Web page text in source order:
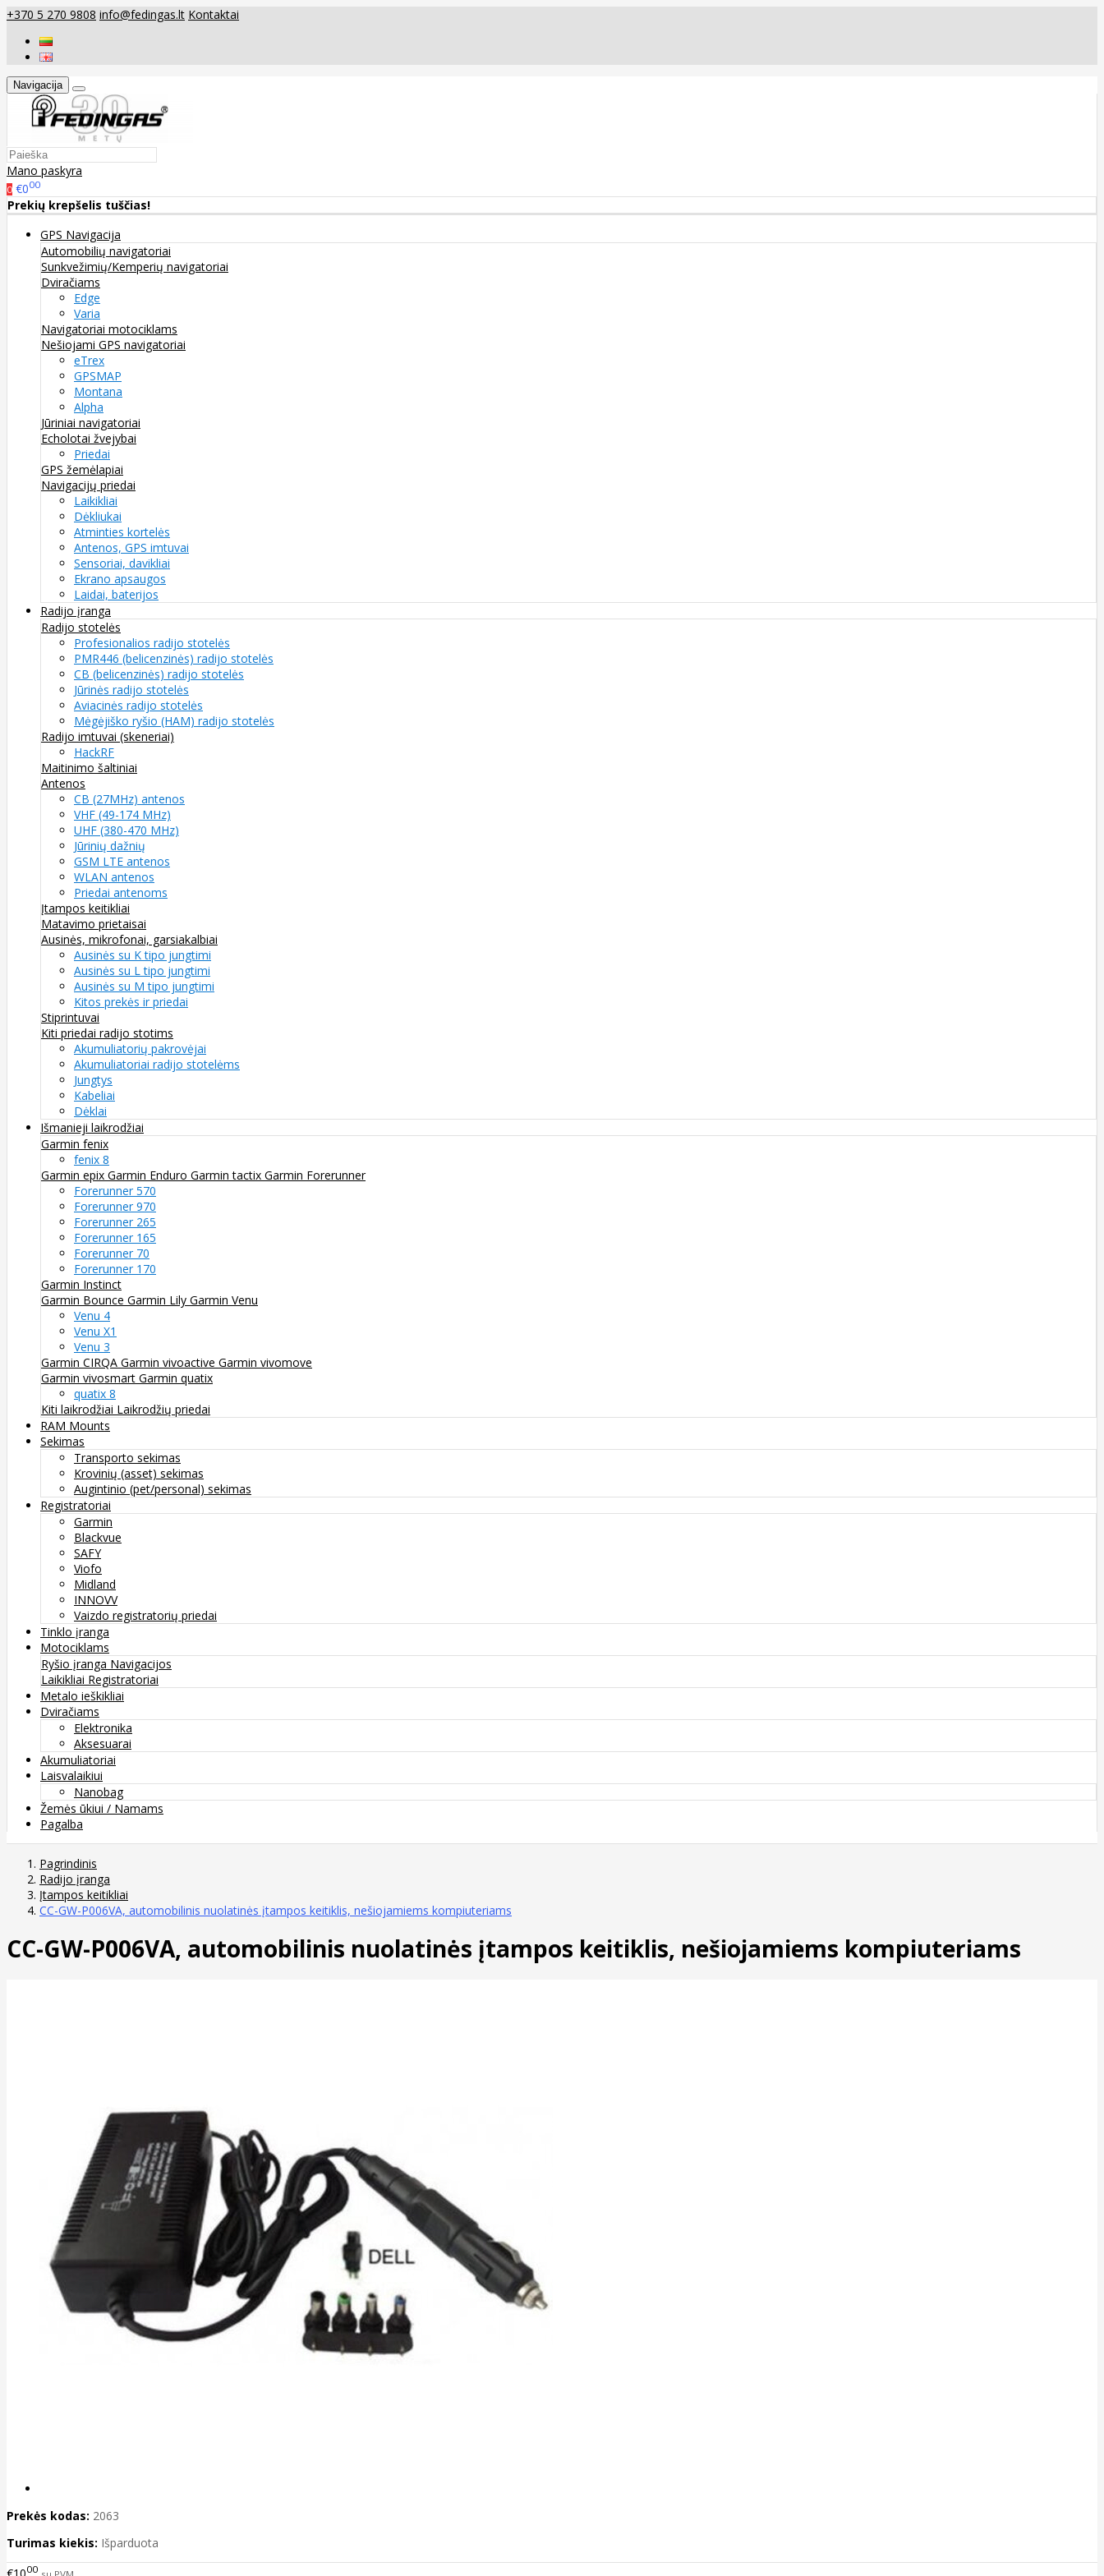
+370 5 270 9808 info@fedingas.lt Kontaktai
Navigacija
Mano paskyra
0 €000
Prekių krepšelis tuščias!
GPS Navigacija
Automobilių navigatoriai
Sunkvežimių/Kemperių navigatoriai
Dviračiams
Edge
Varia
Navigatoriai motociklams
Nešiojami GPS navigatoriai
eTrex
GPSMAP
Montana
Alpha
Jūriniai navigatoriai
Echolotai žvejybai
Priedai
GPS žemėlapiai
Navigacijų priedai
Laikikliai
Dėkliukai
Atminties kortelės
Antenos, GPS imtuvai
Sensoriai, davikliai
Ekrano apsaugos
Laidai, baterijos
Radijo įranga
Radijo stotelės
Profesionalios radijo stotelės
PMR446 (belicenzinės) radijo stotelės
CB (belicenzinės) radijo stotelės
Jūrinės radijo stotelės
Aviacinės radijo stotelės
Mėgėjiško ryšio (HAM) radijo stotelės
Radijo imtuvai (skeneriai)
HackRF
Maitinimo šaltiniai
Antenos
CB (27MHz) antenos
VHF (49-174 MHz)
UHF (380-470 MHz)
Jūrinių dažnių
GSM LTE antenos
WLAN antenos
Priedai antenoms
Įtampos keitikliai
Matavimo prietaisai
Ausinės, mikrofonai, garsiakalbiai
Ausinės su K tipo jungtimi
Ausinės su L tipo jungtimi
Ausinės su M tipo jungtimi
Kitos prekės ir priedai
Stiprintuvai
Kiti priedai radijo stotims
Akumuliatorių pakrovėjai
Akumuliatoriai radijo stotelėms
Jungtys
Kabeliai
Dėklai
Išmanieji laikrodžiai
Garmin fenix
fenix 8
Garmin epix Garmin Enduro Garmin tactix Garmin Forerunner
Forerunner 570
Forerunner 970
Forerunner 265
Forerunner 165
Forerunner 70
Forerunner 170
Garmin Instinct
Garmin Bounce Garmin Lily Garmin Venu
Venu 4
Venu X1
Venu 3
Garmin CIRQA Garmin vivoactive Garmin vivomove
Garmin vivosmart Garmin quatix
quatix 8
Kiti laikrodžiai Laikrodžių priedai
RAM Mounts
Sekimas
Transporto sekimas
Krovinių (asset) sekimas
Augintinio (pet/personal) sekimas
Registratoriai
Garmin
Blackvue
SAFY
Viofo
Midland
INNOVV
Vaizdo registratorių priedai
Tinklo įranga
Motociklams
Ryšio įranga Navigacijos
Laikikliai Registratoriai
Metalo ieškikliai
Dviračiams
Elektronika
Aksesuarai
Akumuliatoriai
Laisvalaikiui
Nanobag
Žemės ūkiui / Namams
Pagalba
Pagrindinis
Radijo įranga
Įtampos keitikliai
CC-GW-P006VA, automobilinis nuolatinės įtampos keitiklis, nešiojamiems kompiuteriams
CC-GW-P006VA, automobilinis nuolatinės įtampos keitiklis, nešiojamiems kompiuteriams
Prekės kodas: 2063
Turimas kiekis: Išparduota
00